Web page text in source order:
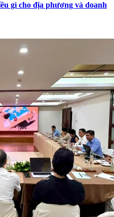
gì cho địa phương và doanh